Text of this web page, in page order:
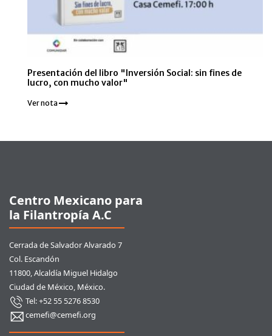
Presentación del libro "Inversión Social: sin fines de
lucro, con mucho valor"
Ver nota
Centro Mexicano para
la Filantropía A.C
Cerrada de Salvador Alvarado 7
Col. Escandón
11800, Alcaldía Miguel Hidalgo
Ciudad de México, México.
Tel: +52 55 5276 8530
cemefi@cemefi.org